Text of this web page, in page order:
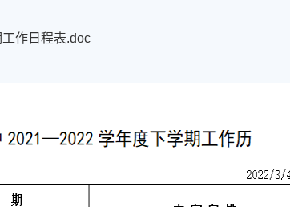
作日程表.doc